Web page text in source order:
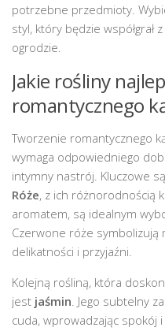
potrzebne przedmioty.
styl, który będzie
ogrodzie.
Jakie rośliny
romantycznego
Tworzenie romantycznego
wymaga odpowiedniego
intymny nastrój. Kluczowe
Róże, z ich różnorodnością
aromatem, są idealnym
Czerwone róże symbolizują
delikatności i przyjaźni.
Kolejną rośliną, która
jest jaśmin. Jego subtelny
cuda, wprowadzając spokój